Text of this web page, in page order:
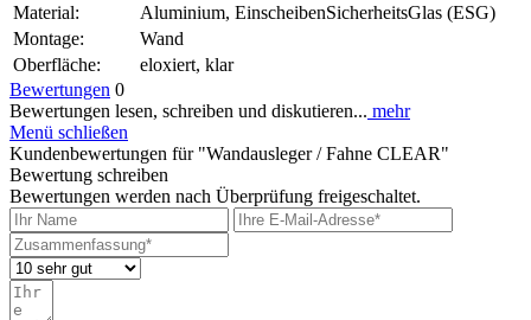
Material:
Aluminium, EinscheibenSicherheitsGlas (ESG)
Montage:
Wand
Oberfläche:
eloxiert, klar
Bewertungen 0
Bewertungen lesen, schreiben und diskutieren... mehr
Menü schließen
Kundenbewertungen für "Wandausleger / Fahne CLEAR"
Bewertung schreiben
Bewertungen werden nach Überprüfung freigeschaltet.